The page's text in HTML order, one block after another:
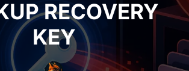
RECOVERY
KEY